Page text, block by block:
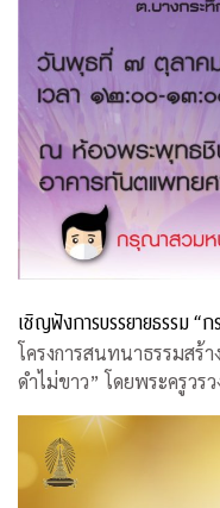
เชิญฟังการบรรยายธรรม “ก
โครงการสนทนาธรรมสร้า
ดำไม่ขาว” โดยพระครูวร